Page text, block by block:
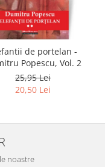
de portelan -
Popescu, Vol. 2
25,95 Lei
20,50 Lei
noastre